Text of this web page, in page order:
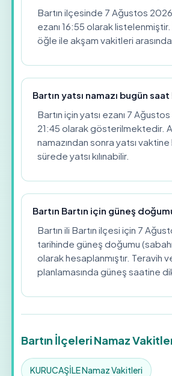
Bartın ilçesinde 7 Ağustos
ezanı 16:55 olarak listelenmiştir.
öğle ile akşam vakitleri
Bartın yatsı namazı bugün
Bartın için yatsı ezanı 7
21:45 olarak gösterilmektedir.
namazından sonra yatsı
sürede yatsı kılınabilir.
Bartın Bartın için güneş
Bartın ili Bartın ilçesi için 7
tarihinde güneş doğumu
olarak hesaplanmıştır. Teravih
planlamasında güneş saatine
Bartın İlçeleri Namaz
KURUCAŞİLE Namaz Vakitleri